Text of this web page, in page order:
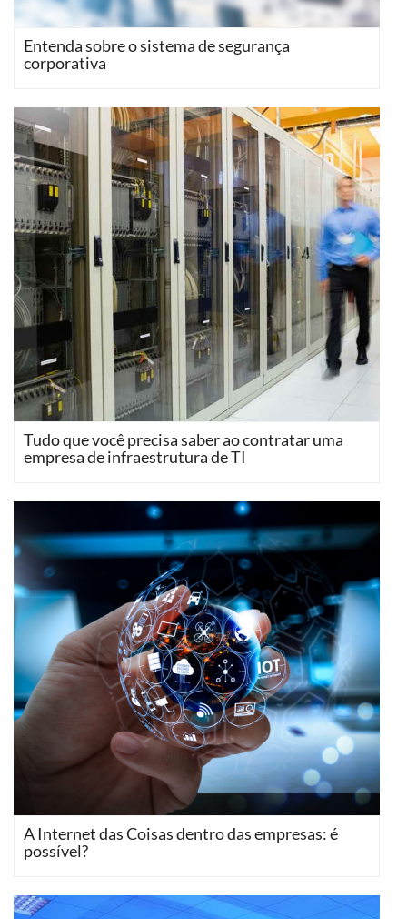
Entenda sobre o sistema de segurança
corporativa
Tudo que você precisa saber ao contratar uma
empresa de infraestrutura de TI
A Internet das Coisas dentro das empresas: é
possível?